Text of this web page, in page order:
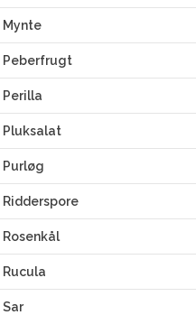
Mynte
Peberfrugt
Perilla
Pluksalat
Purløg
Ridderspore
Rosenkål
Rucula
Sar